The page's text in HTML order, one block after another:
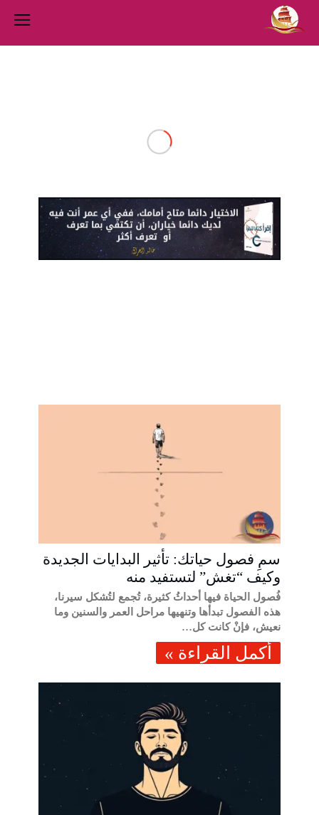
سمِ فصول حياتك: تأثير البدايات الجديدة
وكيف “تغش” لتستفيد منه
فُصول الحياة فيها أحداثُ كثيرة، تُجمع لتُشكل سيرنا،
هذه الفصول تبدأها وتنهيها مراحل العمر والسنين وما
نعيش، فإنْ كانت كل…
‫أكمل القراءة »‬